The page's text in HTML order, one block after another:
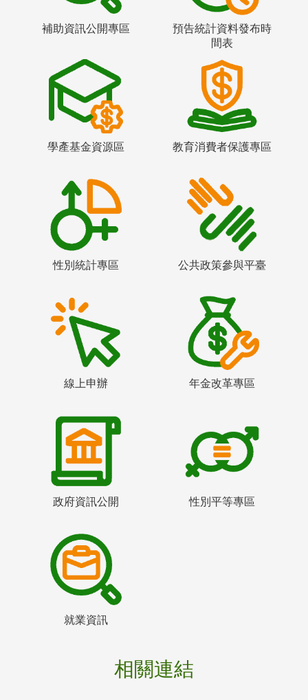
補助資訊公開專區
預告統計資料發布時
間表
學產基金資源區 教育消費者保護專區
性別統計專區 公共政策參與平臺
線上申辦 年金改革專區
政府資訊公開 性別平等專區
就業資訊
相關連結